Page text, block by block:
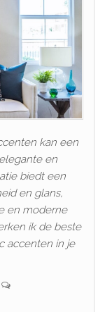
kan een
en
biedt een
en glans,
en moderne
ik de beste
accenten in je